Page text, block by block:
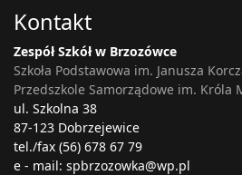
Kontakt
Zespół Szkół w Brzozówce
Szkoła Podstawowa im. Janusza
Przedszkole Samorządowe im. Króla
ul. Szkolna 38
87-123 Dobrzejewice
tel./fax (56) 678 67 79
e - mail: spbrzozowka@wp.pl